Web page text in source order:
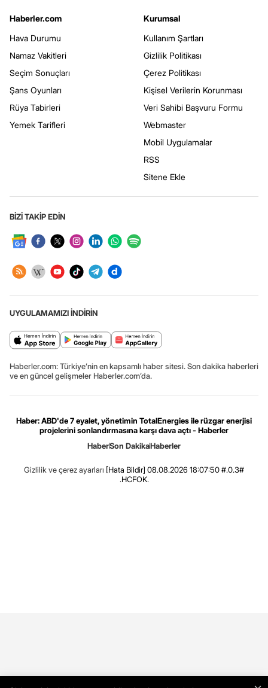
Haberler.com
Hava Durumu
Namaz Vakitleri
Seçim Sonuçları
Şans Oyunları
Rüya Tabirleri
Yemek Tarifleri
Kurumsal
Kullanım Şartları
Gizlilik Politikası
Çerez Politikası
Kişisel Verilerin Korunması
Veri Sahibi Başvuru Formu
Webmaster
Mobil Uygulamalar
RSS
Sitene Ekle
BİZİ TAKİP EDİN
UYGULAMAMIZI İNDİRİN
Haberler.com: Türkiye’nin en kapsamlı haber sitesi. Son dakika haberleri
ve en güncel gelişmeler Haberler.com’da.
Haber: ABD'de 7 eyalet, yönetimin TotalEnergies ile rüzgar enerjisi
projelerini sonlandırmasına karşı dava açtı - Haberler
HaberSon DakikaHaberler
Gizlilik ve çerez ayarları [Hata Bildir] 08.08.2026 18:07:50 #.0.3#
.HCFOK.